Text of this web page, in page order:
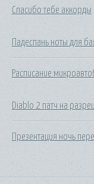
Спасибо тебе аккорды
Падеспань ноты для
Расписание
Diablo 2 патч на
Презентация ночь